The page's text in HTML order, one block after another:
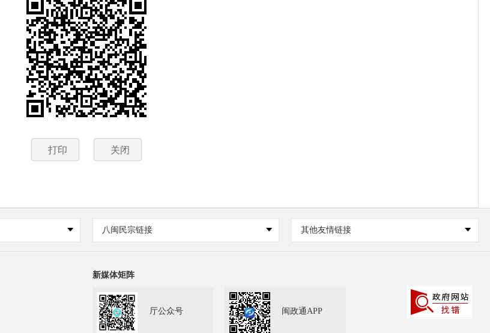
打印 关闭
八闽民宗链接 其他友情链接
新媒体矩阵
厅公众号 闽政通APP